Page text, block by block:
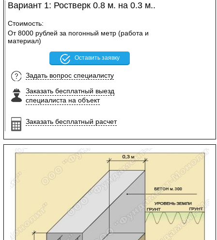
Вариант 1: Ростверк 0.8 м. на 0.3 м..
Стоимость:
От 8000 рублей за погонный метр (работа и
материал)
Оставить заявку
Задать вопрос специалисту
Заказать бесплатный выезд
специалиста на объект
Заказать бесплатный расчет